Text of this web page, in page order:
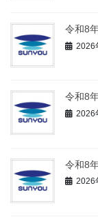
り
令和8
2026
令和8
2026
令和8
2026